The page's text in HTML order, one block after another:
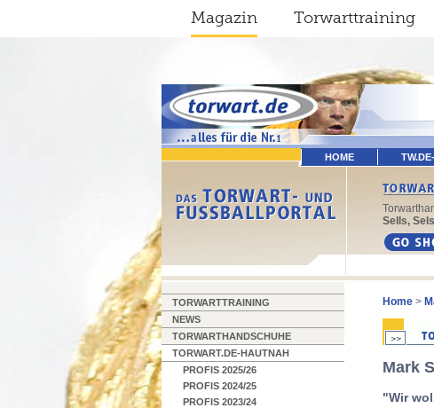
Magazin Torwarttraining
HOME
Sells,
TORWARTTRAINING
NEWS
TORWARTHANDSCHUHE
TORWART.DE-HAUTNAH
PROFIS 2025/26
PROFIS 2024/25
PROFIS 2023/24
Home >
Mark
"Wir